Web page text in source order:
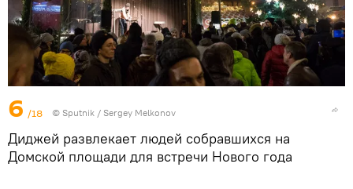
6 /18 © Sputnik / Sergey Melkonov
Диджей развлекает людей собравшихся на
Домской площади для встречи Нового года